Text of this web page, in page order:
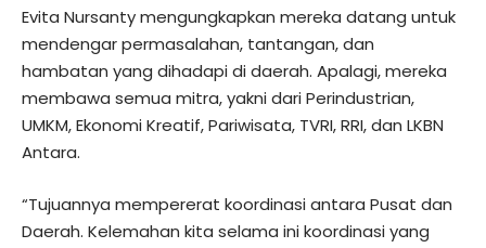
Evita Nursanty mengungkapkan mereka datang untuk
mendengar permasalahan, tantangan, dan
hambatan yang dihadapi di daerah. Apalagi, mereka
membawa semua mitra, yakni dari Perindustrian,
UMKM, Ekonomi Kreatif, Pariwisata, TVRI, RRI, dan LKBN
Antara.
“Tujuannya mempererat koordinasi antara Pusat dan
Daerah. Kelemahan kita selama ini koordinasi yang